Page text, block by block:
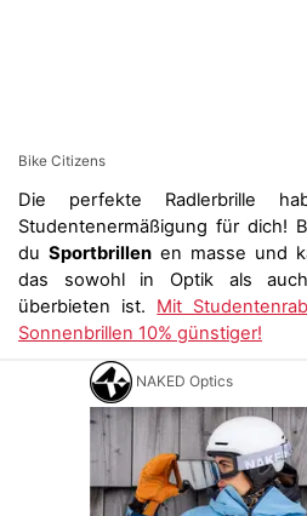
Bike Citizens
Die perfekte Radlerbrille
Studentenermäßigung für dich!
du Sportbrillen en masse und
das sowohl in Optik als
überbieten ist. Mit
Sonnenbrillen 10% günstiger!